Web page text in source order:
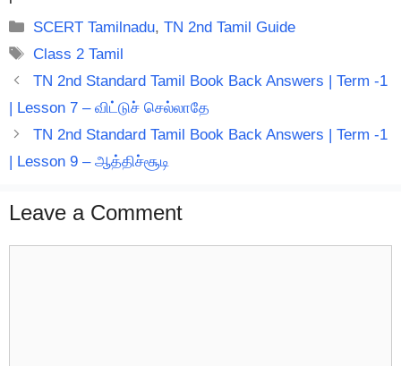
Categories
SCERT Tamilnadu,TN 2nd Tamil Guide
Tags
Class 2 Tamil
TN 2nd Standard Tamil Book Back Answers | Term -1
| Lesson 7 – விட்டுச் செல்லாதே
TN 2nd Standard Tamil Book Back Answers | Term -1
| Lesson 9 – ஆத்திச்சூடி
Leave a Comment